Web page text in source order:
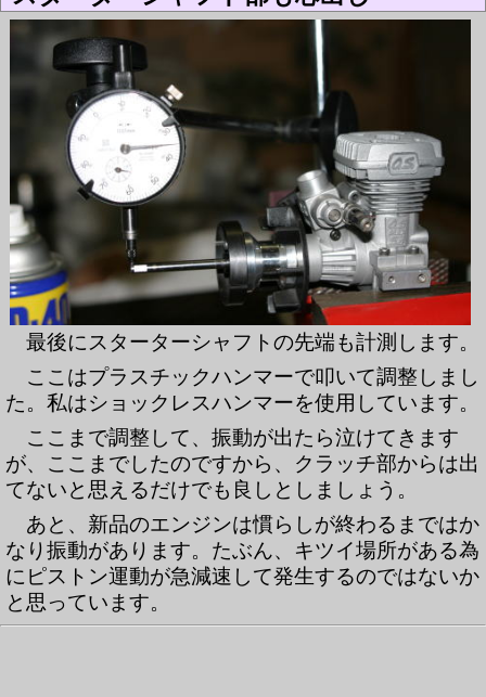
最後にスターターシャフトの先端も計測します。
ここはプラスチックハンマーで叩いて調整しまし
た。私はショックレスハンマーを使用しています。
ここまで調整して、振動が出たら泣けてきます
が、ここまでしたのですから、クラッチ部からは出
てないと思えるだけでも良しとしましょう。
あと、新品のエンジンは慣らしが終わるまではか
なり振動があります。たぶん、キツイ場所がある為
にピストン運動が急減速して発生するのではないか
と思っています。